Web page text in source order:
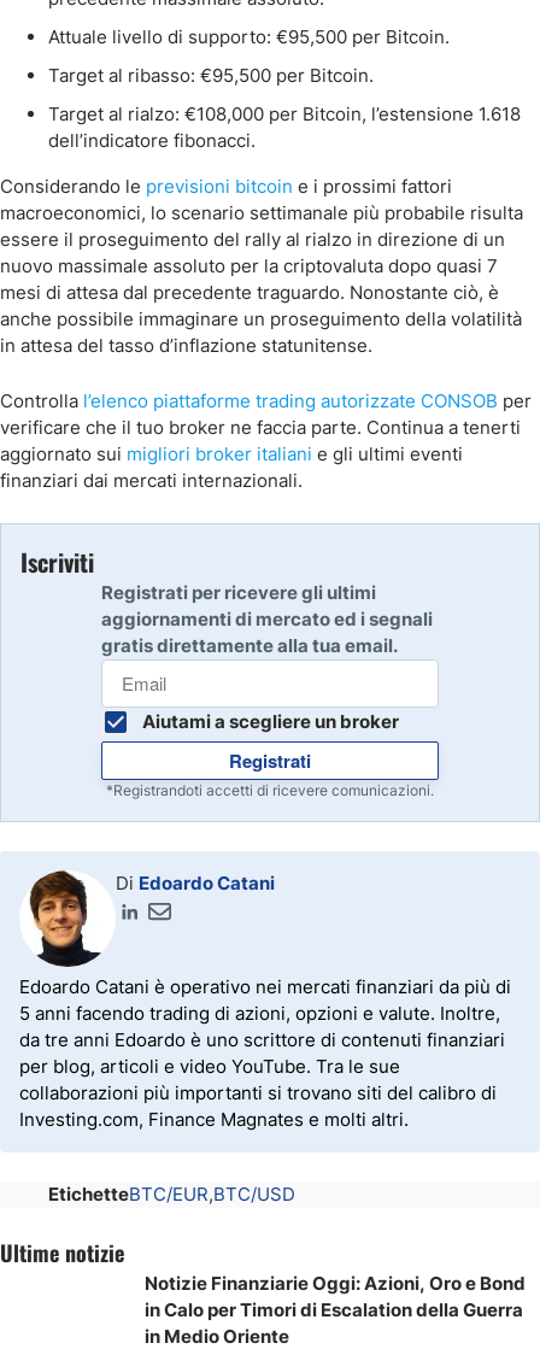
Attuale livello di supporto: €95,500 per Bitcoin.
Target al ribasso: €95,500 per Bitcoin.
Target al rialzo: €108,000 per Bitcoin, l’estensione 1.618
dell’indicatore fibonacci.
Considerando le previsioni bitcoin e i prossimi fattori
macroeconomici, lo scenario settimanale più probabile risulta
essere il proseguimento del rally al rialzo in direzione di un
nuovo massimale assoluto per la criptovaluta dopo quasi 7
mesi di attesa dal precedente traguardo. Nonostante ciò, è
anche possibile immaginare un proseguimento della volatilità
in attesa del tasso d’inflazione statunitense.
Controlla l’elenco piattaforme trading autorizzate CONSOB per
verificare che il tuo broker ne faccia parte. Continua a tenerti
aggiornato sui migliori broker italiani e gli ultimi eventi
finanziari dai mercati internazionali.
Iscriviti
Registrati per ricevere gli ultimi
aggiornamenti di mercato ed i segnali
gratis direttamente alla tua email.
Aiutami a scegliere un broker
Registrati
*Registrandoti accetti di ricevere comunicazioni.
Di Edoardo Catani
Edoardo Catani è operativo nei mercati finanziari da più di
5 anni facendo trading di azioni, opzioni e valute. Inoltre,
da tre anni Edoardo è uno scrittore di contenuti finanziari
per blog, articoli e video YouTube. Tra le sue
collaborazioni più importanti si trovano siti del calibro di
Investing.com, Finance Magnates e molti altri.
EtichetteBTC/EUR BTC/USD
Ultime notizie
Notizie Finanziarie Oggi: Azioni, Oro e Bond
in Calo per Timori di Escalation della Guerra
in Medio Oriente